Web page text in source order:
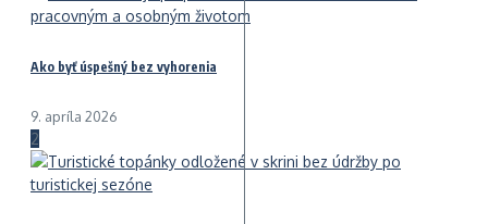
Ako byť úspešný bez vyhorenia
9. apríla 2026
2